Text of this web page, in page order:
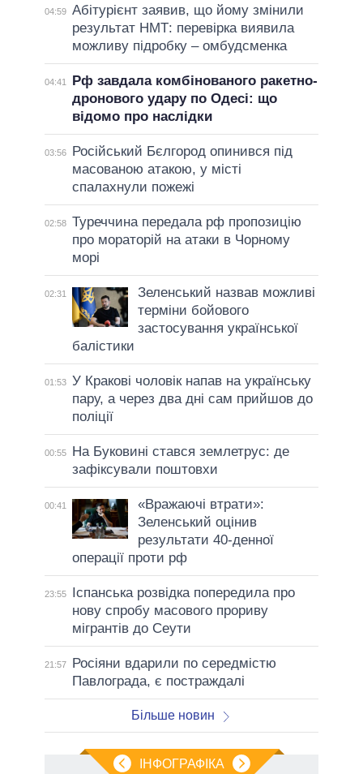
04:59 Абітурієнт заявив, що йому змінили
результат НМТ: перевірка виявила
можливу підробку – омбудсменка
04:41
Рф завдала комбінованого ракетно-
дронового удару по Одесі: що
відомо про наслідки
03:56
Російський Бєлгород опинився під
масованою атакою, у місті
спалахнули пожежі
02:58 Туреччина передала рф пропозицію
про мораторій на атаки в Чорному
морі
02:31
Зеленський назвав можливі
терміни бойового
застосування української
балістики
01:53 У Кракові чоловік напав на українську
пару, а через два дні сам прийшов до
поліції
00:55
На Буковині стався землетрус: де
зафіксували поштовхи
00:41
«Вражаючі втрати»:
Зеленський оцінив
результати 40-денної
операції проти рф
23:55
Іспанська розвідка попередила про
нову спробу масового прориву
мігрантів до Сеути
21:57
Росіяни вдарили по середмістю
Павлограда, є постраждалі
Більше новин
ІНФОГРАФІКА